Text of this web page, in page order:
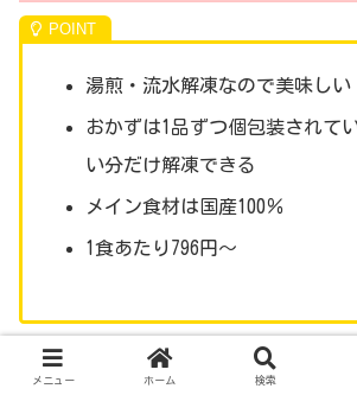
湯煎・流水解凍なので美味しい
おかずは1品ずつ個包装されて
い分だけ解凍できる
メイン食材は国産100％
1食あたり796円～
わんまいる は調理方法が湯煎・流水解
メニュー ホーム 検索